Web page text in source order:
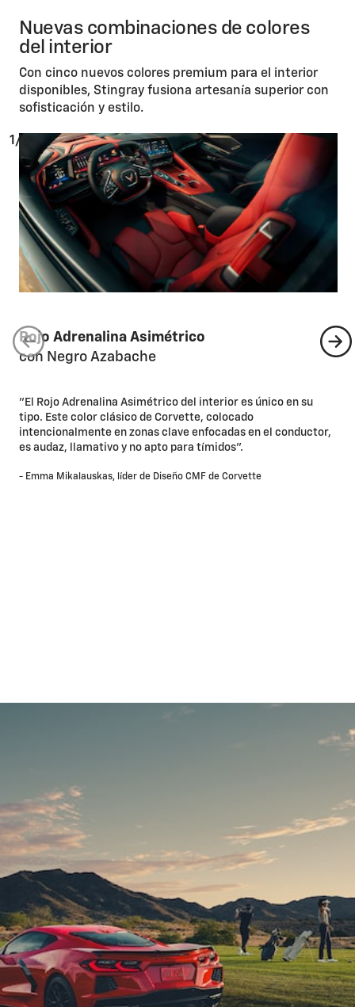
Nuevas combinaciones de colores
del interior
Con cinco nuevos colores premium para el interior
disponibles, Stingray fusiona artesanía superior con
sofisticación y estilo.
Rojo Adrenalina Asimétrico
con Negro Azabache
"El Rojo Adrenalina Asimétrico del interior es único en su
tipo. Este color clásico de Corvette, colocado
intencionalmente en zonas clave enfocadas en el conductor,
es audaz, llamativo y no apto para tímidos".
- Emma Mikalauskas, líder de Diseño CMF de Corvette
1/5